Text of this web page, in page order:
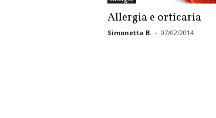
Allergia e orticaria
Simonetta B. - 07/02/2014